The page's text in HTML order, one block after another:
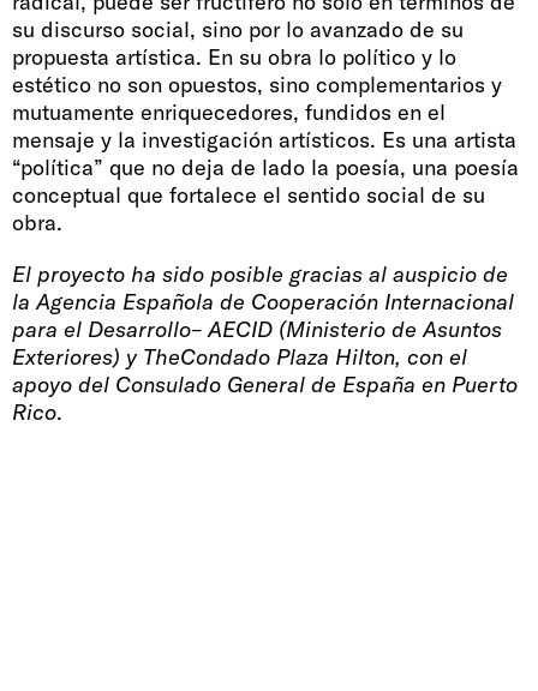
su discurso social, sino por lo avanzado de su
propuesta artística. En su obra lo político y lo
estético no son opuestos, sino complementarios y
mutuamente enriquecedores, fundidos en el
mensaje y la investigación artísticos. Es una artista
“política” que no deja de lado la poesía, una poesía
conceptual que fortalece el sentido social de su
obra.
El proyecto ha sido posible gracias al auspicio de
la Agencia Española de Cooperación Internacional
para el Desarrollo– AECID (Ministerio de Asuntos
Exteriores) y TheCondado Plaza Hilton, con el
apoyo del Consulado General de España en Puerto
Rico.